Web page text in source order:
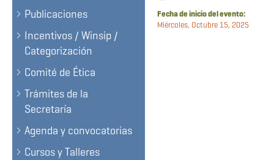
Publicaciones
Incentivos / Winsip /
Categorización
Comité de Ética
Trámites de la
Secretaría
Agenda y convocatorias
Cursos y Talleres
Fecha de inicio del evento:
Miércoles, Octubre 15, 2025